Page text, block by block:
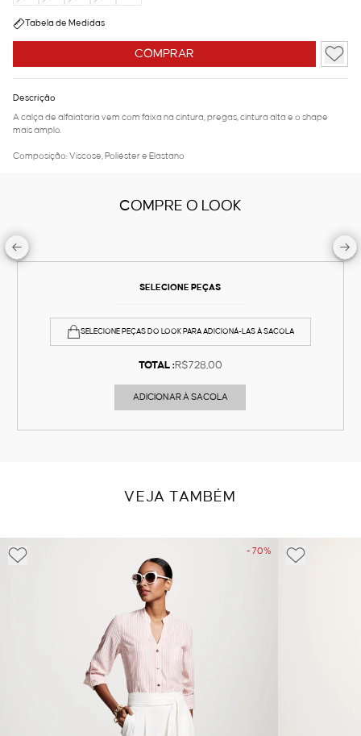
COMPRAR
Tabela de Medidas
Descrição
A calça de alfaiataria vem com faixa na cintura, pregas, cintura alta e o shape
mais amplo.
Composição: Viscose, Poliéster e Elastano
COMPRE O LOOK
SELECIONE PEÇAS
SELECIONE PEÇAS DO LOOK PARA ADICIONÁ-LAS À SACOLA
TOTAL :R$728,00
ADICIONAR À SACOLA
VEJA TAMBÉM
- 70%